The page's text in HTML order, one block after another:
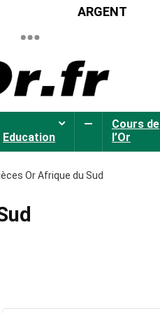
ARGENT
Education
—
Cours de
l’Or
Or Afrique du Sud